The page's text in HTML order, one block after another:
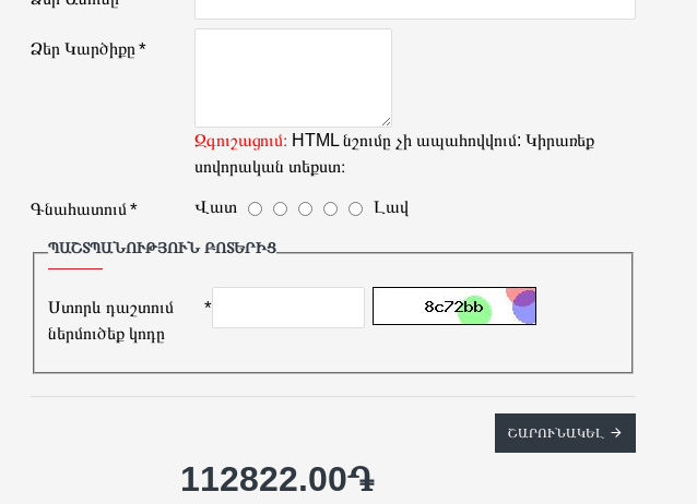
Ձեր Կարծիքը
Զգուշացում։ HTML նշումը չի ապահովվում: Կիրառեք
սովորական տեքստ։
Գնահատում Վատ Լավ
ՊԱՇՏՊԱՆՈՒԹՅՈՒՆ ԲՈՏԵՐԻՑ
Ստորև դաշտում
ներմուծեք կոդը
ՇԱՐՈՒՆԱԿԵԼ
112822.00֏